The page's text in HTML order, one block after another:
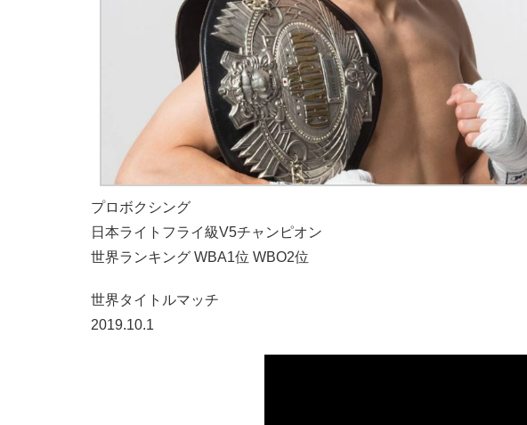
プロボクシング
日本ライトフライ級V5チャンピオン
世界ランキング WBA1位 WBO2位
世界タイトルマッチ
2019.10.1